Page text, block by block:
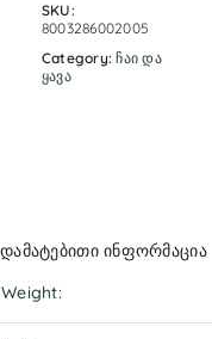
SKU:
8003286002005
Category:ჩაი და
ყავა
დამატებითი ინფორმაცია
Weight